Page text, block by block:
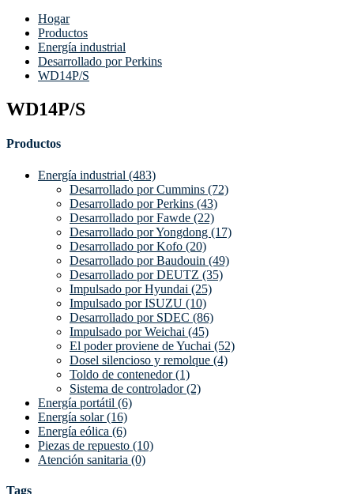
Hogar
Productos
Energía industrial
Desarrollado por Perkins
WD14P/S
WD14P/S
Productos
Energía industrial (483)
Desarrollado por Cummins (72)
Desarrollado por Perkins (43)
Desarrollado por Fawde (22)
Desarrollado por Yongdong (17)
Desarrollado por Kofo (20)
Desarrollado por Baudouin (49)
Desarrollado por DEUTZ (35)
Impulsado por Hyundai (25)
Impulsado por ISUZU (10)
Desarrollado por SDEC (86)
Impulsado por Weichai (45)
El poder proviene de Yuchai (52)
Dosel silencioso y remolque (4)
Toldo de contenedor (1)
Sistema de controlador (2)
Energía portátil (6)
Energía solar (16)
Energía eólica (6)
Piezas de repuesto (10)
Atención sanitaria (0)
Tags